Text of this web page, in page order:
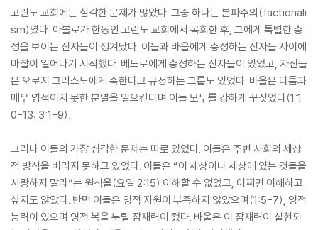
고린도 교회에는 심각한 문제가 많았다. 그중 하나는 분파주의(factionali
sm)였다. 아볼로가 한동안 고린도 교회에서 목회한 후, 그에게 특별한 충
성을 보이는 신자들이 생겨났다. 이들과 바울에게 충성하는 신자들 사이에
마찰이 일어나기 시작했다. 베드로에게 충성하는 신자들이 있었고, 자신들
은 오로지 그리스도에게 속한다고 규정하는 그룹도 있었다. 바울은 다툼과
매우 영적이지 못한 분열을 일으킨다며 이들 모두를 강하게 꾸짖었다(1:1
0-13; 3:1-9).
그러나 이들의 가장 심각한 문제는 따로 있었다. 이들은 주변 사회의 세상
적 방식을 버리지 못하고 있었다. 이들은 “이 세상이나 세상에 있는 것들을
사랑하지 말라”는 원칙을(요일 2:15) 이해할 수 없었고, 어쩌면 이해하고
싶지도 않았다. 반면 이들은 영적 자원이 부족하지 않았으며(1:5-7), 영적
능력이 있으며 영적 복을 누릴 잠재력이 컸다. 바울은 이 잠재력이 실현되